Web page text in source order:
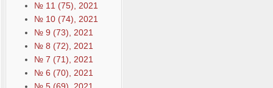
№ 11 (75), 2021
№ 10 (74), 2021
№ 9 (73), 2021
№ 8 (72), 2021
№ 7 (71), 2021
№ 6 (70), 2021